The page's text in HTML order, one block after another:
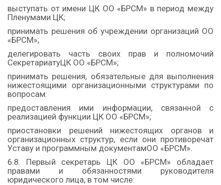
выступать от имени ЦК ОО «БРСМ» в период между
Пленумами ЦК;
принимать решения об учреждении организаций ОО
«БРСМ»;
делегировать часть своих прав и полномочий
СекретариатуЦК ОО «БРСМ»;
принимать решения, обязательные для выполнения
нижестоящими организационными структурами по
вопросам:
предоставления ими информации, связанной с
реализацией функции ЦК ОО «БРСМ»;
приостановки решений нижестоящих органов и
организационных структур, если они противоречат
Уставу и программным документамОО «БРСМ».
6.8. Первый секретарь ЦК ОО «БРСМ» обладает
правами и обязанностями руководителя
юридического лица, в том числе: